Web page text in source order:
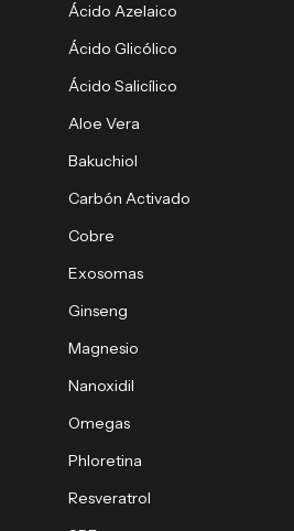
Ácido Azelaico
Ácido Glicólico
Ácido Salicílico
Aloe Vera
Bakuchiol
Carbón Activado
Cobre
Exosomas
Ginseng
Magnesio
Nanoxidil
Omegas
Phloretina
Resveratrol